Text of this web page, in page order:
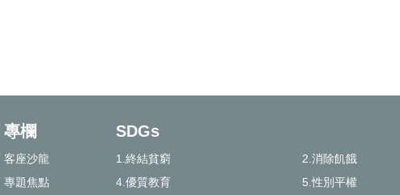
專欄
客座沙龍
專題焦點
SDGs
1.終結貧窮 2.消除飢餓
4.優質教育
5.性別平權